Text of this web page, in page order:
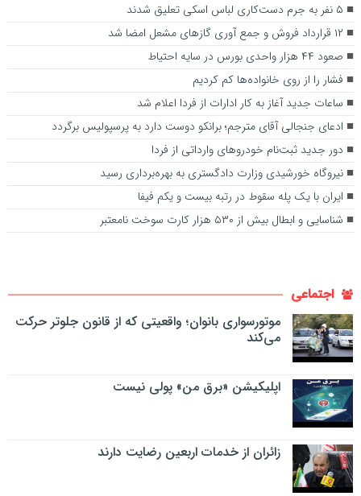
۵ نفر به جرم دست‌کاری لباس اسکی تعلیق شدند
۱۲ قرارداد فروش و جمع آوری گازهای مشعل امضا شد
صعود ۴۴ هزار واحدی بورس در سایه احتیاط
فشار را از روی خانواده‌ها کم کردیم
ساعات جدید آغاز به کار ادارات از فردا اعلام شد
ادعای جنجالی آقای مترجم؛ برانکو دوست دارد به پرسپولیس برگردد
دور جدید ثبت‌نام خودروهای وارداتی از فردا
نیروگاه خورشیدی وزارت دادگستری به بهره‌برداری رسید
ایران با یک پله سقوط در رتبه بیست و یکم فیفا
شناسایی و ابطال بیش از ۵۳۰ هزار کارت سوخت نامعتبر
اجتماعی
موتورسواری بانوان؛ واقعیتی که از قانون جلوتر حرکت
می‌کند
اپلیکیشن «برق من» پولی نیست
زائران از خدمات اربعین رضایت دارند